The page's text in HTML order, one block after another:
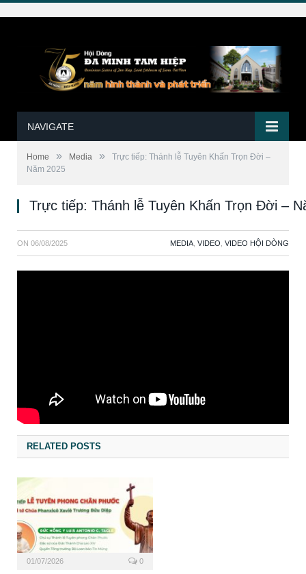
NAVIGATE
Home » Media »
Trực tiếp: Thánh lễ Tuyên Khấn Trọn Đời –
Năm 2025
Trực tiếp: Thánh lễ Tuyên Khấn Trọn Đời –
ON 06/08/2025 MEDIA VIDEO VIDEO HỘI DÒNG
RELATED POSTS
01/07/2026 0